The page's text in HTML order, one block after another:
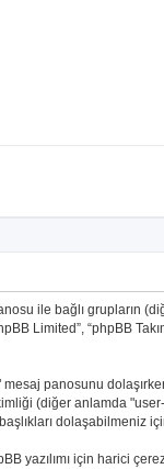
ile bağlı grupların
Limited”, “phpBB
panosunu
(diğer anlamda
dolaşabilmeniz
yazılımı için harici